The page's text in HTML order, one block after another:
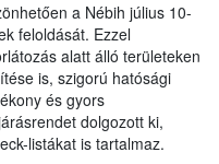
a Nébih július 10-
feloldását. Ezzel
alatt álló területeken
is, szigorú hatósági
és gyors
dolgozott ki,
listákat is tartalmaz.